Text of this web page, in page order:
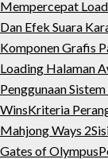
Mempercepat
Dan Efek Suara
Komponen Grafis
Loading Halaman
Penggunaan
WinsKriteria
Mahjong Ways 2
Gates of Olympus